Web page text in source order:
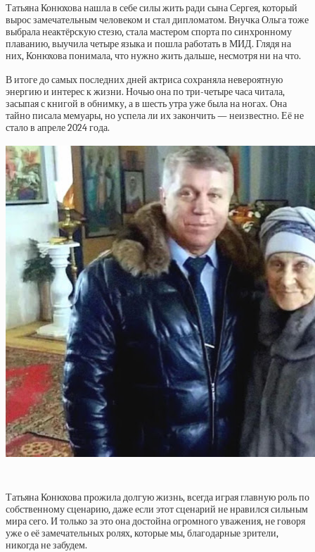
Татьяна Конюхова нашла в себе силы жить ради сына Сергея, который
вырос замечательным человеком и стал дипломатом. Внучка Ольга тоже
выбрала неактёрскую стезю, стала мастером спорта по синхронному
плаванию, выучила четыре языка и пошла работать в МИД. Глядя на
них, Конюхова понимала, что нужно жить дальше, несмотря ни на что.
В итоге до самых последних дней актриса сохраняла невероятную
энергию и интерес к жизни. Ночью она по три-четыре часа читала,
засыпая с книгой в обнимку, а в шесть утра уже была на ногах. Она
тайно писала мемуары, но успела ли их закончить — неизвестно. Её не
стало в апреле 2024 года.
Татьяна Конюхова прожила долгую жизнь, всегда играя главную роль по
собственному сценарию, даже если этот сценарий не нравился сильным
мира сего. И только за это она достойна огромного уважения, не говоря
уже о её замечательных ролях, которые мы, благодарные зрители,
никогда не забудем.